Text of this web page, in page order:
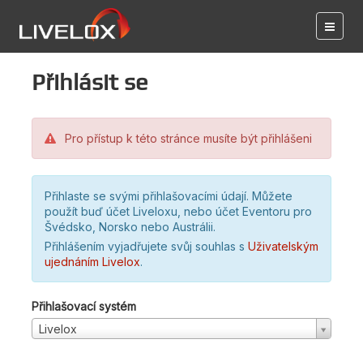
Přihlásit se
Pro přístup k této stránce musíte být přihlášeni
Přihlaste se svými přihlašovacími údají. Můžete
použít buď účet Liveloxu, nebo účet Eventoru pro
Švédsko, Norsko nebo Austrálii.
Přihlášením vyjadřujete svůj souhlas s Uživatelským
ujednáním Livelox.
Přihlašovací systém
Livelox